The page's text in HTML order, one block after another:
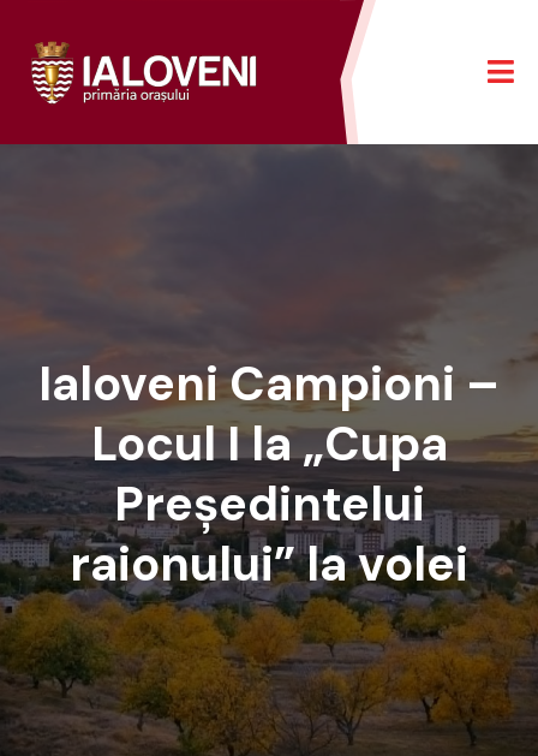
Ialoveni Campioni –
Locul I la „Cupa
Președintelui
raionului” la volei